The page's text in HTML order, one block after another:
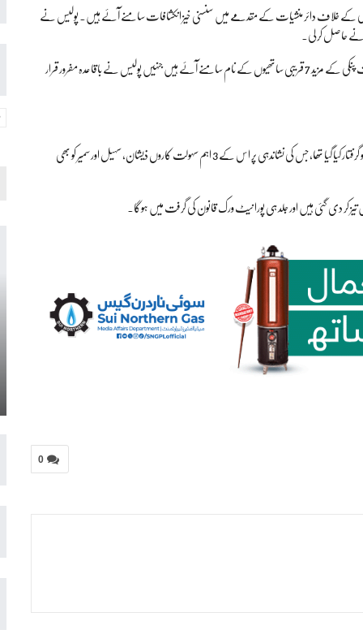
کے خلاف دائر منشیات کے مقدمے میں سنسنی خیز انکشافات سامنے آئے ہیں۔ پولیس نے
نے حاصل کر لی۔
رپورٹ میں بتایا گیا کہ منشیات فروشی کے اس نیٹ ورک میں ملوث ملزمہ انمول عرف پنکی کے مزید 7 قریبی ساتھیوں کے نام سامنے آئے ہیں جنہیں پولیس نے باقاعدہ مفرور قرار
تفتیشی رپورٹ میں بتایا گیا ہے کہ مرکزی ملزمہ انمول عرف پنکی کو رواں سال 12 مئی کو گرفتار کیا گیا تھا، جس کی نشاندہی پر اس کے 3 اہم سہولت کاروں ذیشان، سہیل اور سمیر کو بھی
تیز کر دی گئی ہیں اور جلد ہی پورا نیٹ ورک قانون کی گرفت میں ہوگا۔
0